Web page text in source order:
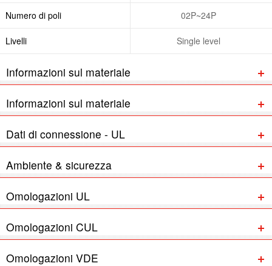
Numero di poli 02P~24P
Livelli Single level
Informazioni sul materiale
Informazioni sul materiale
Dati di connessione - UL
Ambiente & sicurezza
Omologazioni UL
Omologazioni CUL
Omologazioni VDE